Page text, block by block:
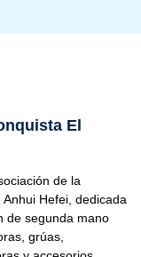
El
de la
Hefei, dedicada
de segunda mano
grúas,